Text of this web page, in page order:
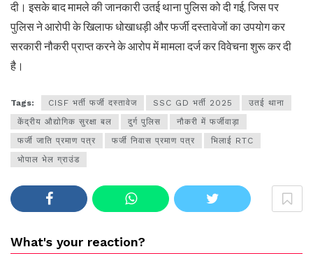
दी। इसके बाद मामले की जानकारी उतई थाना पुलिस को दी गई, जिस पर
पुलिस ने आरोपी के खिलाफ धोखाधड़ी और फर्जी दस्तावेजों का उपयोग कर
सरकारी नौकरी प्राप्त करने के आरोप में मामला दर्ज कर विवेचना शुरू कर दी
है।
Tags: CISF भर्ती फर्जी दस्तावेज SSC GD भर्ती 2025
उतई थाना
केंद्रीय औद्योगिक सुरक्षा बल
दुर्ग पुलिस
नौकरी में फर्जीवाड़ा
फर्जी जाति प्रमाण पत्र
फर्जी निवास प्रमाण पत्र
भिलाई RTC
भोपाल भेल ग्राउंड
What's your reaction?